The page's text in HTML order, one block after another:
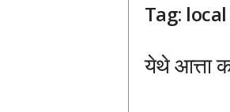
Tag:
येथे आत्ता